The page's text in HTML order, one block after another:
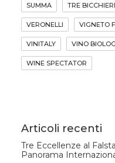
SUMMA TRE BICCHIERI
VERONELLI VIGNETO
VINITALY VINO
WINE SPECTATOR
Articoli recenti
Tre Eccellenze al
Panorama